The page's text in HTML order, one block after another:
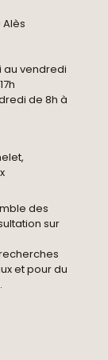
Alès
au vendredi
de 8h à
des
sur
et pour du